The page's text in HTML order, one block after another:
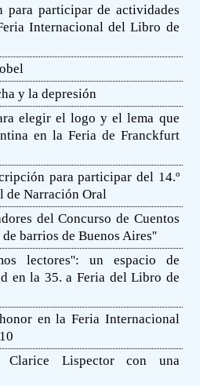
para participar de actividades
Internacional del Libro de
y la depresión
elegir el logo y el lema que
en la Feria de Franckfurt
para participar del 14.º
de Narración Oral
del Concurso de Cuentos
barrios de Buenos Aires''
lectores'': un espacio de
en la 35. a Feria del Libro de
en la Feria Internacional
Clarice Lispector con una